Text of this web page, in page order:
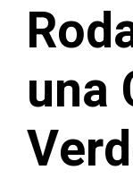
una